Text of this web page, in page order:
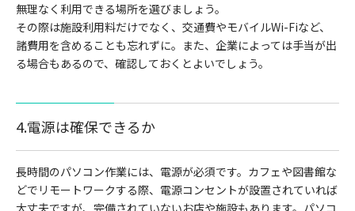
無理なく利用できる場所を選びましょう。
その際は施設利用料だけでなく、交通費やモバイルWi-Fiなど、
諸費用を含めることも忘れずに。また、企業によっては手当が出
る場合もあるので、確認しておくとよいでしょう。
4.電源は確保できるか
長時間のパソコン作業には、電源が必須です。カフェや図書館な
どでリモートワークする際、電源コンセントが設置されていれば